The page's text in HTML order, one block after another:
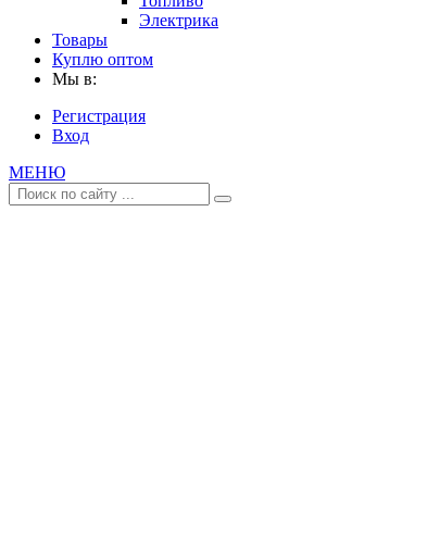
Электрика
Товары
Куплю оптом
Мы в:
Регистрация
Вход
МЕНЮ